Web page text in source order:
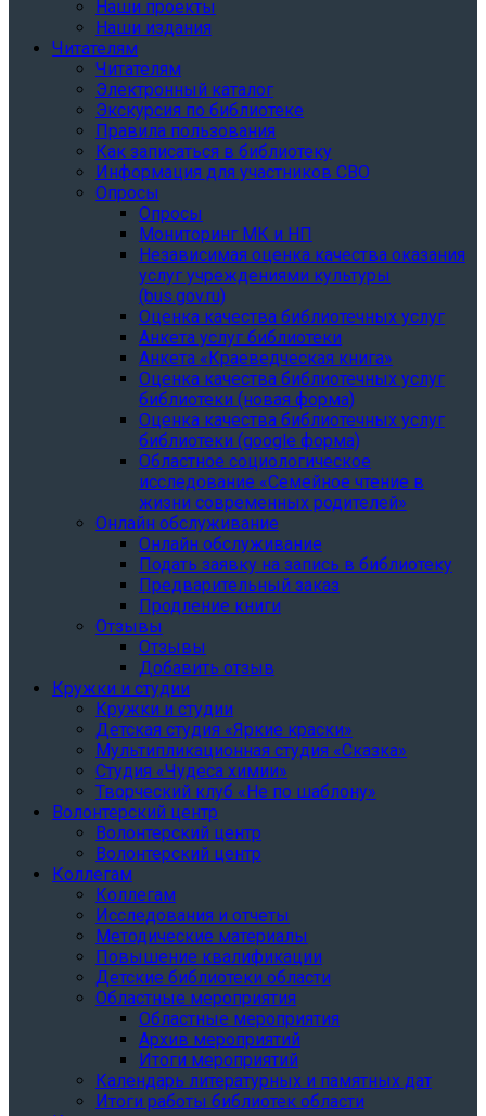
Наши проекты
Наши издания
Читателям
Читателям
Электронный каталог
Экскурсия по библиотеке
Правила пользования
Как записаться в библиотеку
Информация для участников СВО
Опросы
Опросы
Мониторинг МК и НП
Независимая оценка качества оказания
услуг учреждениями культуры
(bus.gov.ru)
Оценка качества библиотечных услуг
Анкета услуг библиотеки
Анкета «Краеведческая книга»
Oценка качества библиотечных услуг
библиотеки (новая форма)
Oценка качества библиотечных услуг
библиотеки (google форма)
Областное социологическое
исследование «Семейное чтение в
жизни современных родителей»
Онлайн обслуживание
Онлайн обслуживание
Подать заявку на запись в библиотеку
Предварительный заказ
Продление книги
Отзывы
Отзывы
Добавить отзыв
Кружки и студии
Кружки и студии
Детская студия «Яркие краски»
Мультипликационная студия «Сказка»
Студия «Чудеса химии»
Творческий клуб «Не по шаблону»
Волонтерский центр
Волонтерский центр
Волонтерский центр
Коллегам
Коллегам
Исследования и отчеты
Методические материалы
Повышение квалификации
Детские библиотеки области
Областные мероприятия
Областные мероприятия
Архив мероприятий
Итоги мероприятий
Календарь литературных и памятных дат
Итоги работы библиотек области